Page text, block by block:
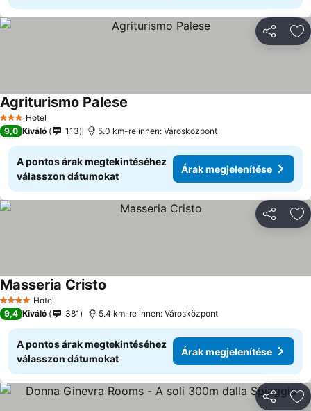
3 Kategória
Hotel
Agriturismo Palese
9,0 Kiváló 113 5.0 km-re innen: Városközpont
A pontos árak megtekintéséhez
válasszon dátumokat
Árak megjelenítése
4 KategóriaHotel
Masseria Cristo
9,4 Kiváló 381 5.4 km-re innen: Városközpont
A pontos árak megtekintéséhez
válasszon dátumokat
Árak megjelenítése